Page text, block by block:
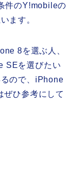
件のY!mobileの
ます。
8を選ぶ人、
SEを選びたい
ので、iPhone
ぜひ参考にして